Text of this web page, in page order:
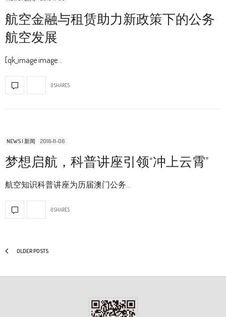
航空金融与租赁助力新政策下的公务
航空发展
[qk_image image…
0 SHARES
NEWS | 新闻 2016-11-06
梦想启航，科普讲座引领“冲上云霄”
航空知识科普讲座为历届澳门公务…
0 SHARES
OLDER POSTS